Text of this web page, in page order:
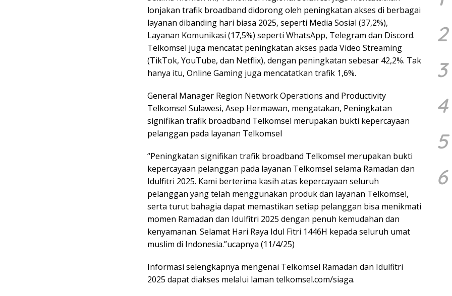
lonjakan trafik broadband didorong oleh peningkatan akses di berbagai
layanan dibanding hari biasa 2025, seperti Media Sosial (37,2%),
Layanan Komunikasi (17,5%) seperti WhatsApp, Telegram dan Discord.
Telkomsel juga mencatat peningkatan akses pada Video Streaming
(TikTok, YouTube, dan Netflix), dengan peningkatan sebesar 42,2%. Tak
hanya itu, Online Gaming juga mencatatkan trafik 1,6%.
General Manager Region Network Operations and Productivity
Telkomsel Sulawesi, Asep Hermawan, mengatakan, Peningkatan
signifikan trafik broadband Telkomsel merupakan bukti kepercayaan
pelanggan pada layanan Telkomsel
“Peningkatan signifikan trafik broadband Telkomsel merupakan bukti
kepercayaan pelanggan pada layanan Telkomsel selama Ramadan dan
Idulfitri 2025. Kami berterima kasih atas kepercayaan seluruh
pelanggan yang telah menggunakan produk dan layanan Telkomsel,
serta turut bahagia dapat memastikan setiap pelanggan bisa menikmati
momen Ramadan dan Idulfitri 2025 dengan penuh kemudahan dan
kenyamanan. Selamat Hari Raya Idul Fitri 1446H kepada seluruh umat
muslim di Indonesia.”ucapnya (11/4/25)
Informasi selengkapnya mengenai Telkomsel Ramadan dan Idulfitri
2025 dapat diakses melalui laman telkomsel.com/siaga.
2
3
4
5
6